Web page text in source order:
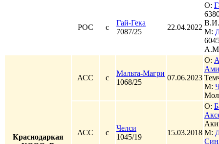
РОС с
Гай-Гека
7087/25
22.04.2022
О:
В.И.
М:
Краснодаркая
АСС с
Мальта-Магри
1068/25
07.06.2023
О:
М:
АСС с
Челси
1045/19
15.03.2018
О:
М: